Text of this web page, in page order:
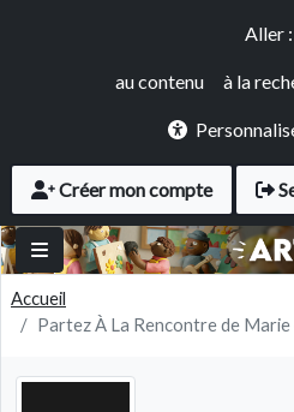
Aller :
au contenu à la
User account menu
Créer mon compte
Accueil
Partez À La Rencontre de